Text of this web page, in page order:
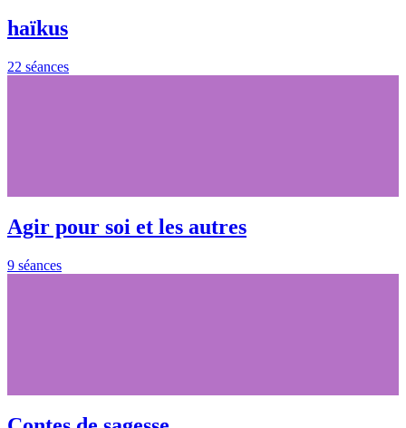
haïkus
22 séances
Agir pour soi et les autres
9 séances